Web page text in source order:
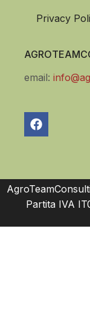
Privacy
email:
Partita IVA